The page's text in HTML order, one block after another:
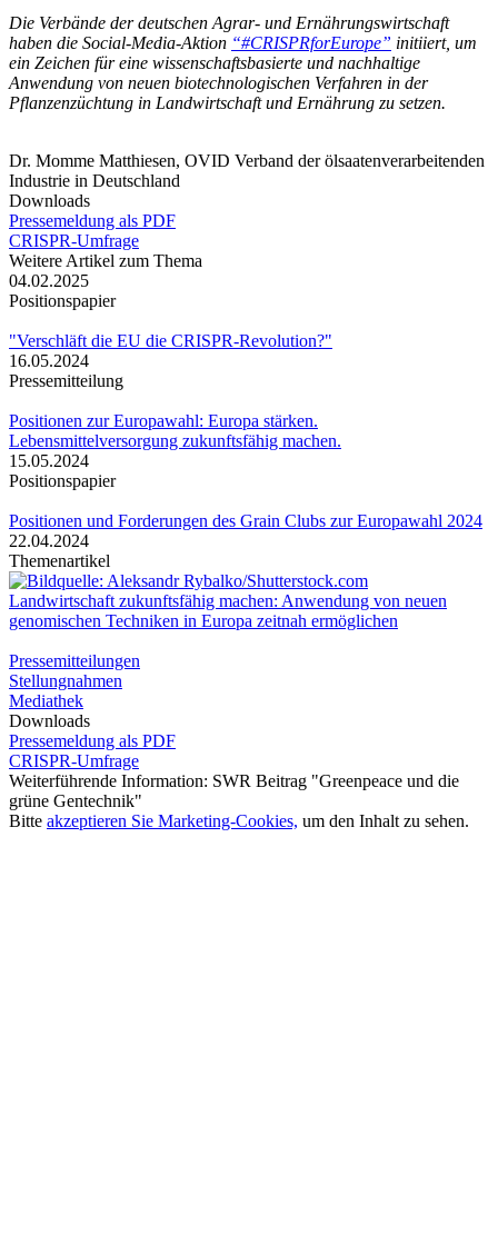
Die Verbände der deutschen Agrar- und Ernährungswirtschaft
haben die Social-Media-Aktion “#CRISPRforEurope” initiiert, um
ein Zeichen für eine wissenschaftsbasierte und nachhaltige
Anwendung von neuen biotechnologischen Verfahren in der
Pflanzenzüchtung in Landwirtschaft und Ernährung zu setzen.
Dr. Momme Matthiesen, OVID Verband der ölsaatenverarbeitenden
Industrie in Deutschland
Downloads
Pressemeldung als PDF
CRISPR-Umfrage
Weitere Artikel zum Thema
04.02.2025
Positionspapier
"Verschläft die EU die CRISPR-Revolution?"
16.05.2024
Pressemitteilung
Positionen zur Europawahl: Europa stärken.
Lebensmittelversorgung zukunftsfähig machen.
15.05.2024
Positionspapier
Positionen und Forderungen des Grain Clubs zur Europawahl 2024
22.04.2024
Themenartikel
Landwirtschaft zukunftsfähig machen: Anwendung von neuen
genomischen Techniken in Europa zeitnah ermöglichen
Pressemitteilungen
Stellungnahmen
Mediathek
Downloads
Pressemeldung als PDF
CRISPR-Umfrage
Weiterführende Information: SWR Beitrag "Greenpeace und die
grüne Gentechnik"
Bitte akzeptieren Sie Marketing-Cookies, um den Inhalt zu sehen.